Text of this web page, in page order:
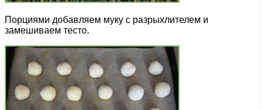
Порциями добавляем муку с разрыхлителем и
замешиваем тесто.